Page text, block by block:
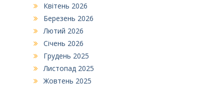
Квітень 2026
Березень 2026
Лютий 2026
Січень 2026
Грудень 2025
Листопад 2025
Жовтень 2025